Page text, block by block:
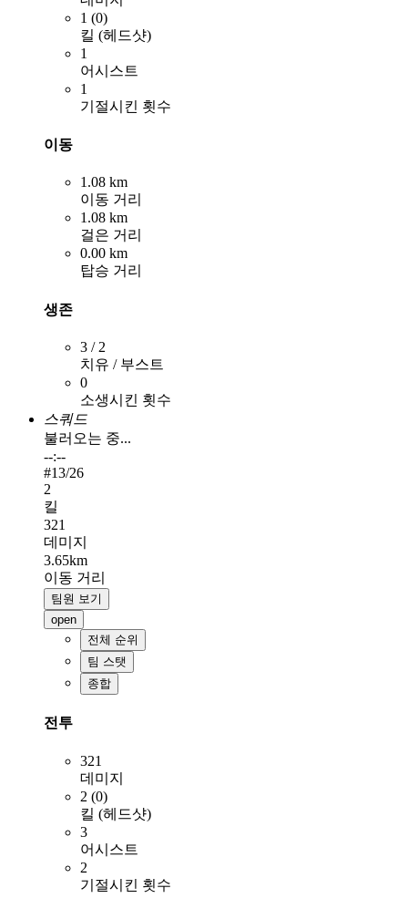
1 (0)
킬 (헤드샷)
1
어시스트
1
기절시킨 횟수
이동
1.08 km
이동 거리
1.08 km
걸은 거리
0.00 km
탑승 거리
생존
3 / 2
치유 / 부스트
0
소생시킨 횟수
스쿼드
불러오는 중...
--:--
#13/26
2
킬
321
데미지
3.65km
이동 거리
팀원 보기
open
전체 순위
팀 스탯
종합
전투
321
데미지
2 (0)
킬 (헤드샷)
3
어시스트
2
기절시킨 횟수